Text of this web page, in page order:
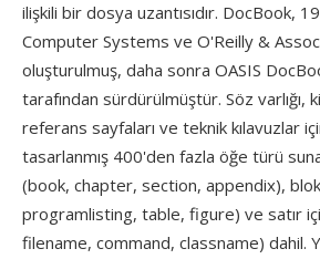
ilişkili bir dosya uzantısıdır. DocBook,
Computer Systems ve O'Reilly &
oluşturulmuş, daha sonra OASIS
tarafından sürdürülmüştür. Söz varlığı,
referans sayfaları ve teknik kılavuzlar
tasarlanmış 400'den fazla öğe türü
(book, chapter, section, appendix),
programlisting, table, figure) ve satır
filename, command, classname) dahil.